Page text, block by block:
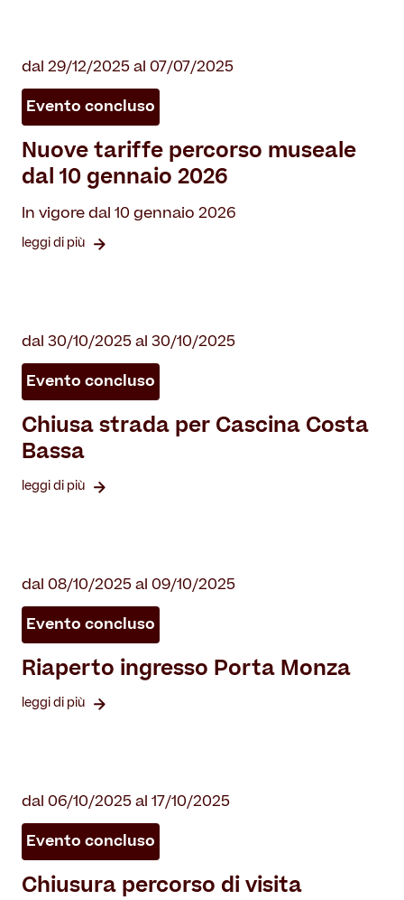
dal 29/12/2025 al 07/07/2025
Evento concluso
Nuove tariffe percorso museale
dal 10 gennaio 2026
In vigore dal 10 gennaio 2026
leggi di più
dal 30/10/2025 al 30/10/2025
Evento concluso
Chiusa strada per Cascina Costa
Bassa
leggi di più
dal 08/10/2025 al 09/10/2025
Evento concluso
Riaperto ingresso Porta Monza
leggi di più
dal 06/10/2025 al 17/10/2025
Evento concluso
Chiusura percorso di visita